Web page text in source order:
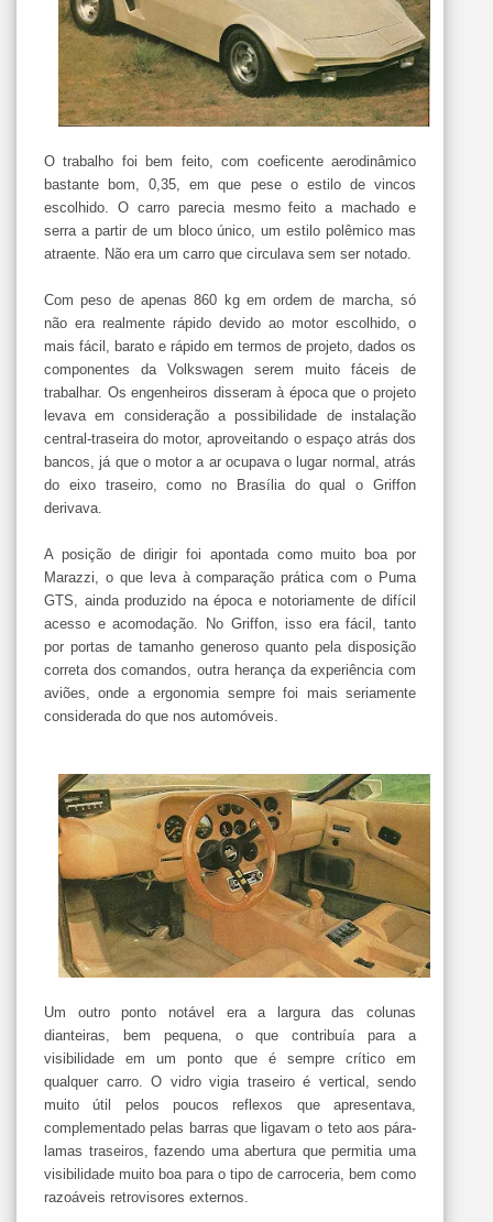
O trabalho foi bem feito, com coeficente aerodinâmico
bastante bom, 0,35, em que pese o estilo de vincos
escolhido. O carro parecia mesmo feito a machado e
serra a partir de um bloco único, um estilo polêmico mas
atraente. Não era um carro que circulava sem ser notado.
Com peso de apenas 860 kg em ordem de marcha, só
não era realmente rápido devido ao motor escolhido, o
mais fácil, barato e rápido em termos de projeto, dados os
componentes da Volkswagen serem muito fáceis de
trabalhar. Os engenheiros disseram à época que o projeto
levava em consideração a possibilidade de instalação
central-traseira do motor, aproveitando o espaço atrás dos
bancos, já que o motor a ar ocupava o lugar normal, atrás
do eixo traseiro, como no Brasília do qual o Griffon
derivava.
A posição de dirigir foi apontada como muito boa por
Marazzi, o que leva à comparação prática com o Puma
GTS, ainda produzido na época e notoriamente de difícil
acesso e acomodação. No Griffon, isso era fácil, tanto
por portas de tamanho generoso quanto pela disposição
correta dos comandos, outra herança da experiência com
aviões, onde a ergonomia sempre foi mais seriamente
considerada do que nos automóveis.
Um outro ponto notável era a largura das colunas
dianteiras, bem pequena, o que contribuía para a
visibilidade em um ponto que é sempre crítico em
qualquer carro. O vidro vigia traseiro é vertical, sendo
muito útil pelos poucos reflexos que apresentava,
complementado pelas barras que ligavam o teto aos pára-
lamas traseiros, fazendo uma abertura que permitia uma
visibilidade muito boa para o tipo de carroceria, bem como
razoáveis retrovisores externos.